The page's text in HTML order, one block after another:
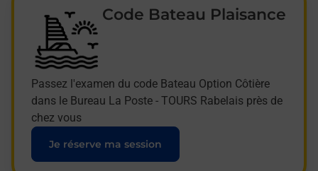
Code Bateau Plaisance
Passez l'examen du code Bateau Option Côtière
dans le Bureau La Poste - TOURS Rabelais près de
chez vous
Je réserve ma session